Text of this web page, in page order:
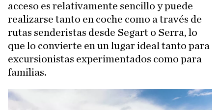
acceso es relativamente sencillo y puede
realizarse tanto en coche como a través de
rutas senderistas desde Segart o Serra, lo
que lo convierte en un lugar ideal tanto para
excursionistas experimentados como para
familias.